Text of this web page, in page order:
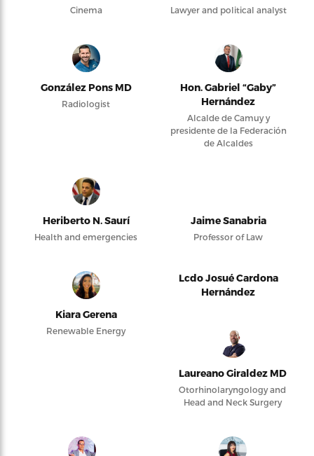
Cinema Lawyer and political analyst
González Pons MD
Radiologist
Hon. Gabriel “Gaby”
Hernández
Alcalde de Camuy y
presidente de la Federación
de Alcaldes
Heriberto N. Saurí
Health and emergencies
Jaime Sanabria
Professor of Law
Kiara Gerena
Renewable Energy
Lcdo Josué Cardona
Hernández
Laureano Giraldez MD
Otorhinolaryngology and
Head and Neck Surgery